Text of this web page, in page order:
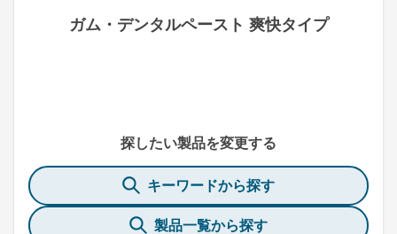
ガム・デンタルペースト 爽快タイプ
探したい製品を変更する
キーワードから探す
製品一覧から探す